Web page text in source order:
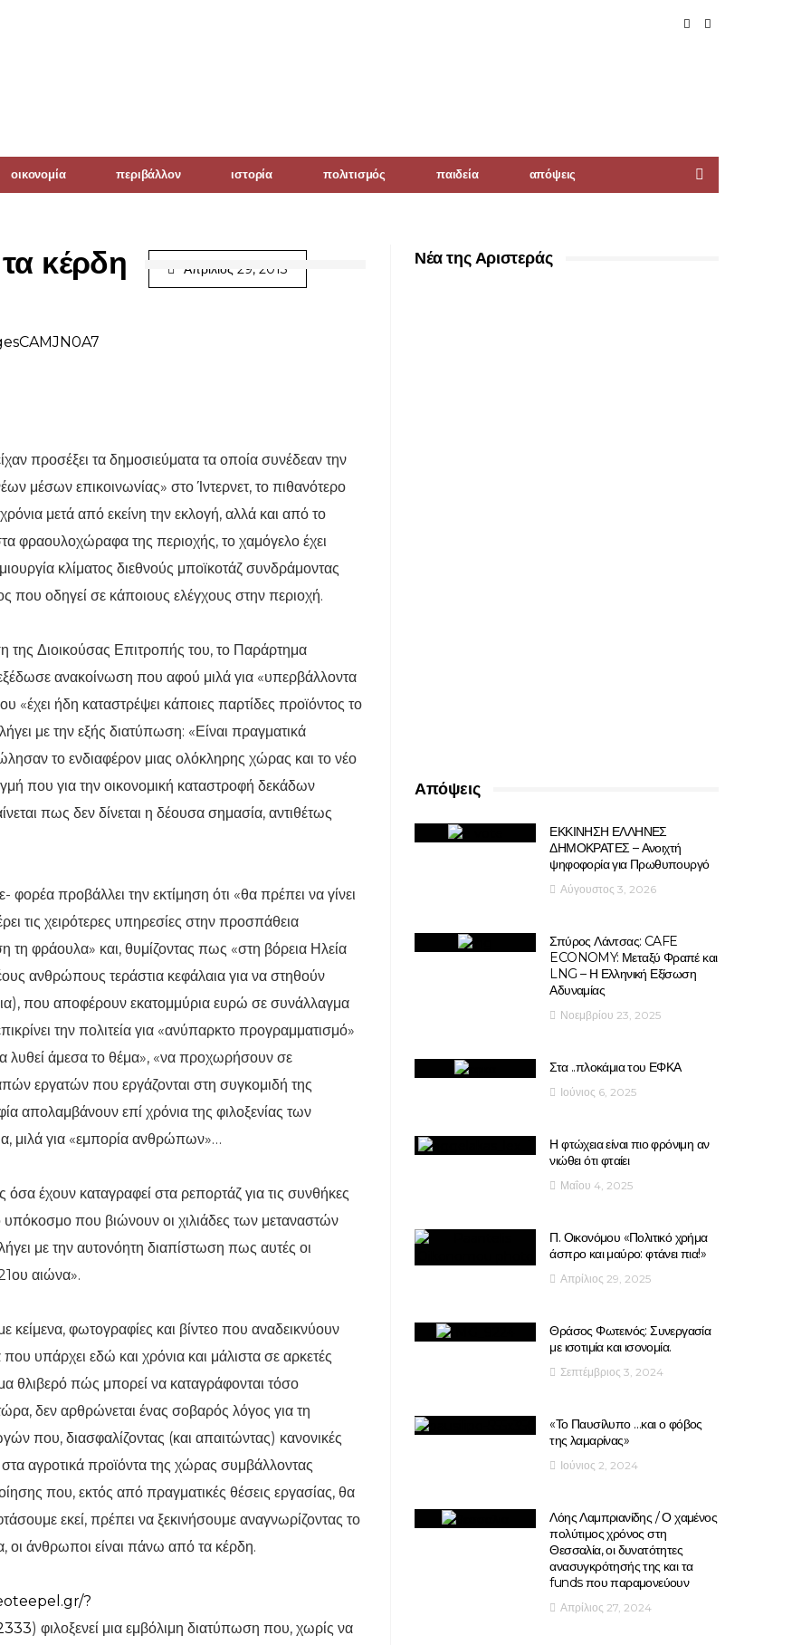
οικονομία περιβάλλον ιστορία πολιτισμός παιδεία απόψεις
κέρδη Απρίλιος 29, 2013
προσέξει τα δημοσιεύματα τα οποία συνέδεαν την
μέσων επικοινωνίας» στο Ίντερνετ, το πιθανότερο
μετά από εκείνη την εκλογή, αλλά και από το
της περιοχής, το χαμόγελο έχει
κλίματος διεθνούς μποϊκοτάζ συνδράμοντας
που οδηγεί σε κάποιους ελέγχους στην περιοχή.
της Διοικούσας Επιτροπής του, το Παράρτημα
ανακοίνωση που αφού μιλά για «υπερβάλλοντα
«έχει ήδη καταστρέψει κάποιες παρτίδες προϊόντος το
με την εξής διατύπωση: «Είναι πραγματικά
το ενδιαφέρον μιας ολόκληρης χώρας και το νέο
που για την οικονομική καταστροφή δεκάδων
πως δεν δίνεται η δέουσα σημασία, αντιθέτως
προβάλλει την εκτίμηση ότι «θα πρέπει να γίνει
τις χειρότερες υπηρεσίες στην προσπάθεια
φράουλα» και, θυμίζοντας πως «στη βόρεια Ηλεία
ανθρώπους τεράστια κεφάλαια για να στηθούν
που αποφέρουν εκατομμύρια ευρώ σε συνάλλαγμα
την πολιτεία για «ανύπαρκτο προγραμματισμό»
λυθεί άμεσα το θέμα», «να προχωρήσουν σε
εργατών που εργάζονται στη συγκομιδή της
απολαμβάνουν επί χρόνια της φιλοξενίας των
μιλά για «εμπορία ανθρώπων»…
έχουν καταγραφεί στα ρεπορτάζ για τις συνθήκες
υπόκοσμο που βιώνουν οι χιλιάδες των μεταναστών
με την αυτονόητη διαπίστωση πως αυτές οι
αιώνα».
φωτογραφίες και βίντεο που αναδεικνύουν
υπάρχει εδώ και χρόνια και μάλιστα σε αρκετές
θλιβερό πώς μπορεί να καταγράφονται τόσο
δεν αρθρώνεται ένας σοβαρός λόγος για τη
που, διασφαλίζοντας (και απαιτώντας) κανονικές
αγροτικά προϊόντα της χώρας συμβάλλοντας
που, εκτός από πραγματικές θέσεις εργασίας, θα
εκεί, πρέπει να ξεκινήσουμε αναγνωρίζοντας το
οι άνθρωποι είναι πάνω από τα κέρδη.
?
) φιλοξενεί μια εμβόλιμη διατύπωση που, χωρίς να
Νέα της Αριστεράς
Απόψεις
ΕΚΚΙΝΗΣΗ ΕΛΛΗΝΕΣ
ΔΗΜΟΚΡΑΤΕΣ – Ανοιχτή
ψηφοφορία για Πρωθυπουργό
Αύγουστος 3, 2026
Σπύρος Λάντσας: CAFE
ECONOMY: Μεταξύ Φραπέ και
LNG – Η Ελληνική Εξίσωση
Αδυναμίας
Νοεμβρίου 23, 2025
Στα ..πλοκάμια του ΕΦΚΑ
Ιούνιος 6, 2025
Η φτώχεια είναι πιο φρόνιμη αν
νιώθει ότι φταίει
Μαΐου 4, 2025
Π. Οικονόμου «Πολιτικό χρήμα
άσπρο και μαύρο: φτάνει πια!»
Απρίλιος 29, 2025
Θράσος Φωτεινός: Συνεργασία
με ισοτιμία και ισονομία.
Σεπτέμβριος 3, 2024
«Το Παυσίλυπο …και ο φόβος
της λαμαρίνας»
Ιούνιος 2, 2024
Λόης Λαμπριανίδης / Ο χαμένος
πολύτιμος χρόνος στη
Θεσσαλία, οι δυνατότητες
ανασυγκρότησής της και τα
funds που παραμονεύουν
Απρίλιος 27, 2024